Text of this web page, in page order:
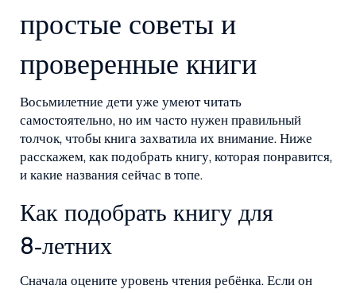
простые советы и
проверенные книги
Восьмилетние дети уже умеют читать
самостоятельно, но им часто нужен правильный
толчок, чтобы книга захватила их внимание. Ниже
расскажем, как подобрать книгу, которая понравится,
и какие названия сейчас в топе.
Как подобрать книгу для
8‑летних
Сначала оцените уровень чтения ребёнка. Если он